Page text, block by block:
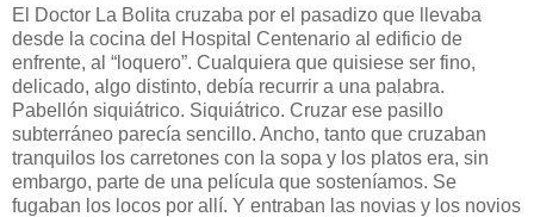
El Doctor La Bolita cruzaba por el pasadizo que llevaba
desde la cocina del Hospital Centenario al edificio de
enfrente, al “loquero”. Cualquiera que quisiese ser fino,
delicado, algo distinto, debía recurrir a una palabra.
Pabellón siquiátrico. Siquiátrico. Cruzar ese pasillo
subterráneo parecía sencillo. Ancho, tanto que cruzaban
tranquilos los carretones con la sopa y los platos era, sin
embargo, parte de una película que sosteníamos. Se
fugaban los locos por allí. Y entraban las novias y los novios